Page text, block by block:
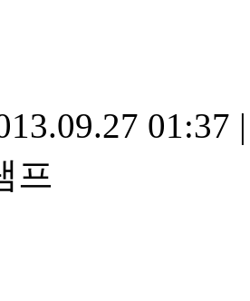
01:37 |
프